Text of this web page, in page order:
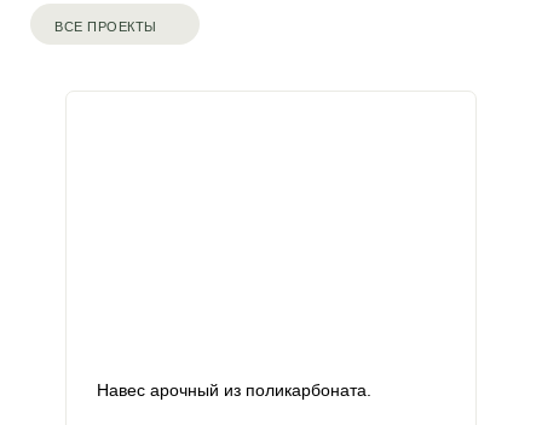
ВСЕ ПРОЕКТЫ
Навес арочный из поликарбоната.